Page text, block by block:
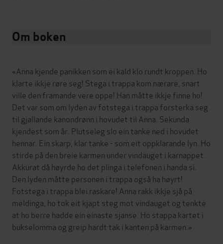
Om boken
«Anna kjende panikken som ei kald klo rundt kroppen. Ho
klarte ikkje røre seg! Stega i trappa kom nærare, snart
ville den framande vere oppe! Han måtte ikkje finne ho!
Det var som om lyden av fotstega i trappa forsterka seg
til gjallande kanondrønn i hovudet til Anna. Sekunda
kjendest som år. Plutseleg slo ein tanke ned i hovudet
hennar. Ein skarp, klar tanke - som eit oppklarande lyn. Ho
stirde på den breie karmen under vindauget i karnappet.
Akkurat då høyrde ho det plinga i telefonen i handa si.
Den lyden måtte personen i trappa også ha høyrt!
Fotstega i trappa blei raskare! Anna rakk ikkje sjå på
meldinga, ho tok eit kjapt steg mot vindauget og tenkte
at ho berre hadde ein einaste sjanse. Ho stappa kartet i
bukselomma og greip hardt tak i kanten på karmen.»